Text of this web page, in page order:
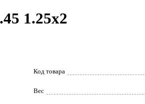
1.25x2
Код товара
Вес